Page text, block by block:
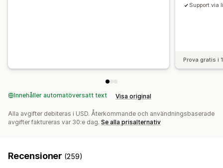
Support via
Prova gratis i
Innehåller automatöversatt text Visa original
Alla avgifter debiteras i USD. Återkommande och användningsbaserade
avgifter faktureras var 30:e dag. Se alla prisalternativ
Recensioner (259)